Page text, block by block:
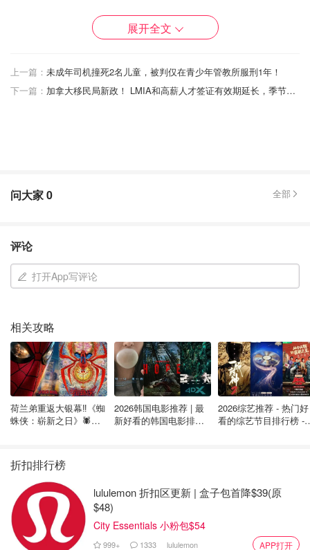
加拿大人的短期通胀预期在2022年第一季度达到了历史最
高水平，因为人们对能否控制通胀的担忧在上升。
费者调查发现，加拿大人期望通货膨胀在较长时间内保持稳
定。
申报日期、报税材料以及逾期罚款规
加拿大护照更新攻略 - 在线办理更新服
务推迟！查询工具、简化流程、领取
地点盘点！
OOliviaZZ 3.4w
奖结果
展开全文
上一篇： 未成年司机撞死2名儿童，被判仅在青少年管教所服刑1年！
下一篇：
加拿大移民局新政！ LMIA和高薪人才签证有效期延长，季节性劳工和底薪岗位放宽名额限制！
问大家0 全部
评论
打开App写评论
相关攻略
荷兰弟重返大银幕‼️《蜘
蛛侠：崭新之日》🕷️北
2026韩国电影推荐 | 最
新好看的韩国电影排行
2026综艺推荐 - 热门好
看的综艺节目排行榜 -
折扣排行榜
lululemon 折扣区更新 | 盒子包首降$39(原
$48)
City Essentials 小粉包$54
999+ 1333 lululemon APP打开